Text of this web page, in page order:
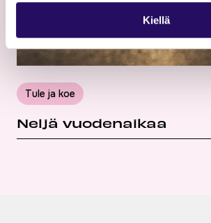
Kiellä
Tule ja koe
Neljä vuodenaikaa